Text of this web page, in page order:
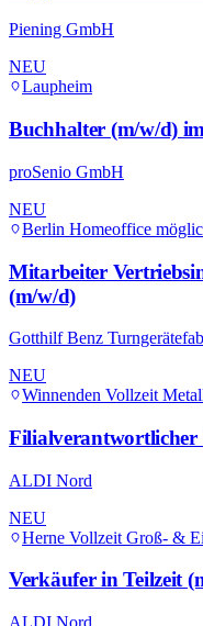
Piening GmbH
NEU
Laupheim
Buchhalter (m/w/d)
proSenio GmbH
NEU
Berlin Homeoffice
Mitarbeiter
(m/w/d)
Gotthilf Benz
NEU
Winnenden Vollzeit
Filialverantwortlicher
ALDI Nord
NEU
Herne Vollzeit Groß- &
Verkäufer in Teilzeit